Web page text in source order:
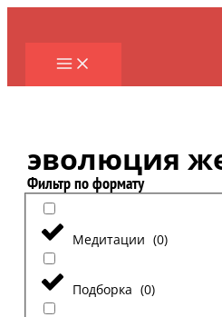
Перейти
содержимому
эволюция
Фильтр по формату
Медитации (0)
Подборка (0)